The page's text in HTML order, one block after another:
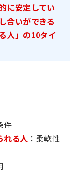
に安定してい
合いができる
人」の10タイ
件
れる人 ：柔軟性